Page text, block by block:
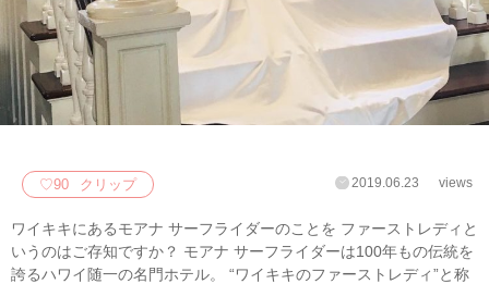
♡90 クリップ 2019.06.23 views
ワイキキにあるモアナ サーフライダーのことを ファーストレディと
いうのはご存知ですか？ モアナ サーフライダーは100年もの伝統を
誇るハワイ随一の名門ホテル。 “ワイキキのファーストレディ”と称